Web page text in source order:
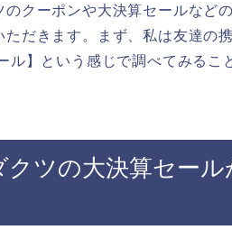
クーポンや大決算セールなど
だきます。まず、私は友達の携
ル】という感じで調べてみるこ
ツの大決算セール